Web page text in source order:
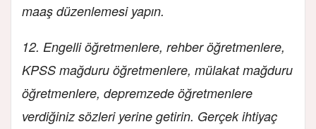
maaş düzenlemesi yapın.
12. Engelli öğretmenlere, rehber öğretmenlere,
KPSS mağduru öğretmenlere, mülakat mağduru
öğretmenlere, depremzede öğretmenlere
verdiğiniz sözleri yerine getirin. Gerçek ihtiyaç